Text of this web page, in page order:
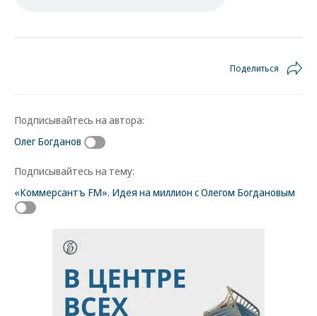
Поделиться
Подписывайтесь на автора:
Олег Богданов
Подписывайтесь на тему:
«Коммерсантъ FM». Идея на миллион с Олегом Богдановым